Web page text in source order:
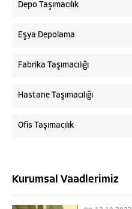
Depo Taşımacılık
Eşya Depolama
Fabrika Taşımacılığı
Hastane Taşımacılığı
Ofis Taşımacılık
Kurumsal Vaadlerimiz